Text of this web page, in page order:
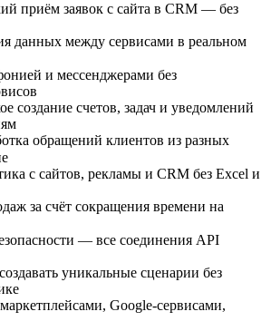
приём заявок с сайта в CRM — без
данных между сервисами в реальном
и мессенджерами без
создание счетов, задач и уведомлений
обращений клиентов из разных
с сайтов, рекламы и CRM без Excel и
за счёт сокращения времени на
— все соединения API
уникальные сценарии без
Google-сервисами,